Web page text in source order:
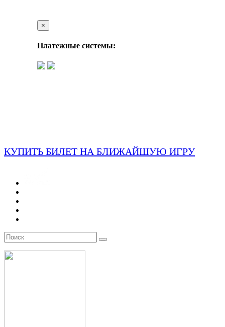
×
Платежные системы:
КУПИТЬ БИЛЕТ НА БЛИЖАЙШУЮ ИГРУ